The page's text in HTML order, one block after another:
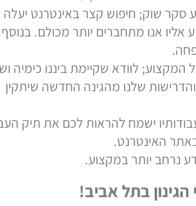
לרכוש, על מנת לוודא שאנו
חיפוש קצר באינטרנט יעלה
מתחברים יותר מכולם. בנוסף,
לוודא שקיימת ביננו כימיה ושהוא
שלנו מהגינה החדשה שיתקין
ישמח להראות לכם את תיק העבודות
האינטרנט.
יותר במקצוע.